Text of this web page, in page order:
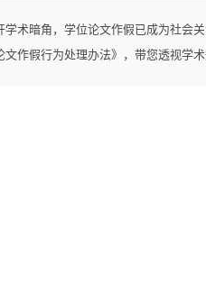
术暗角，学位论文作假已成为社会
作假行为处理办法》，带您透视学术